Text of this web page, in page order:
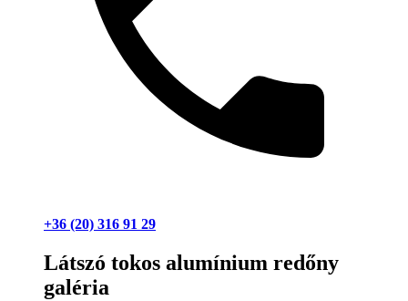
+36 (20) 316 91 29
Látszó tokos alumínium redőny
galéria